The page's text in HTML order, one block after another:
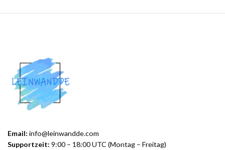
Email: info@leinwandde.com
Supportzeit: 9:00 – 18:00 UTC (Montag – Freitag)